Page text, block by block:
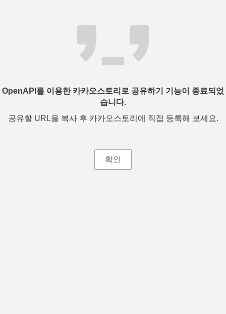
OpenAPI를 이용한 카카오스토리로 공유하기 기능이 종료되었
습니다.
공유할 URL을 복사 후 카카오스토리에 직접 등록해 보세요.
확인